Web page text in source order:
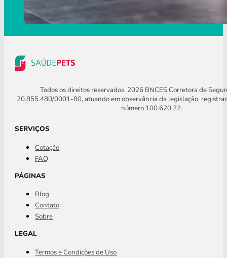
Todos os direitos reservados. 2026 BNCES Corretora de
20.855.480/0001-80, atuando em observância da legislação,
número 100.620.22.
SERVIÇOS
Cotação
FAQ
PÁGINAS
Blog
Contato
Sobre
LEGAL
Termos e Condições de Uso